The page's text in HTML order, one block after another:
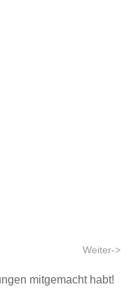
Weiter->
mitgemacht habt!